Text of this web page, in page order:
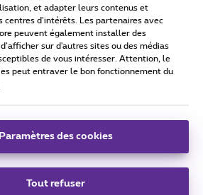
2026
consommateur
II 27 - B-1030 Bruxelles.
et adapter leurs contenus et
centres d’intérêts. Les partenaires avec
peuvent également installer des
sur d'autres sites ou des médias
de vous intéresser. Attention, le
peut entraver le bon fonctionnement du
Paramètres des cookies
Tout refuser